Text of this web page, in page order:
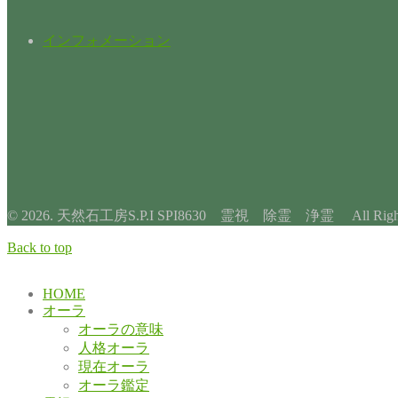
インフォメーション
© 2026. 天然石工房S.P.I SPI8630 霊視 除霊 浄霊 All
Back to top
HOME
オーラ
オーラの意味
人格オーラ
現在オーラ
オーラ鑑定